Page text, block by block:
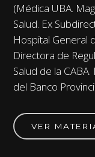
(Médica UBA.
Salud. Ex
Hospital General
Directora de
Salud de la
del Banco
VER